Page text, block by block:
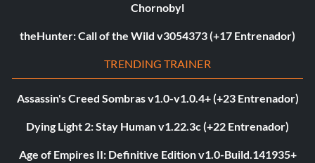
Chornobyl
theHunter: Call of the Wild v3054373 (+17 Entrenador)
TRENDING TRAINER
Assassin's Creed Sombras v1.0-v1.0.4+ (+23 Entrenador)
Dying Light 2: Stay Human v1.22.3c (+22 Entrenador)
Age of Empires II: Definitive Edition v1.0-Build.141935+